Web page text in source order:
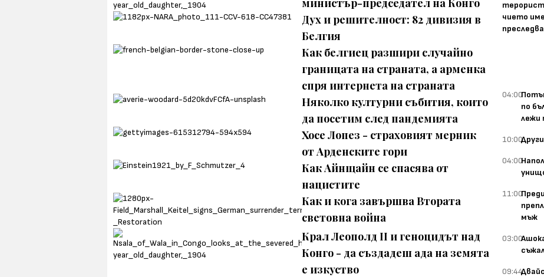
министър-председател на Конго
Дух и решителност: 82 дивизия в
Белгия
Как белгиец разшири случайно
границата на страната, а арменка
спря интернета на страната
Няколко културни събития, които
да посетим след пандемията
Хосе Лопез - страховият мерник
от Арденските гори
Как Айнщайн се спасява от
нацистите
Как и кога завършва Втората
световна война
Крал Леополд II и геноцидът над
Конго - да създадеш ада на земята
е изкуство
чието
преследва
04:00
по
лежи
10:00
04:00
11:00
мъж
03:00
09:44